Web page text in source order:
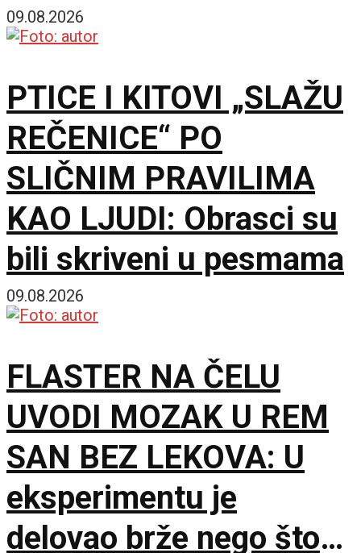
Eksperiment menja
pretpostavku
09.08.2026
PTICE I KITOVI „SLAŽU
REČENICE“ PO
SLIČNIM PRAVILIMA
KAO LJUDI: Obrasci su
bili skriveni u pesmama
09.08.2026
FLASTER NA ČELU
UVODI MOZAK U REM
SAN BEZ LEKOVA: U
eksperimentu je
delovao brže nego što